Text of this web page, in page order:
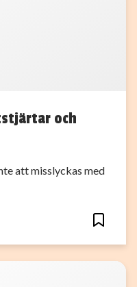
och
att misslyckas med